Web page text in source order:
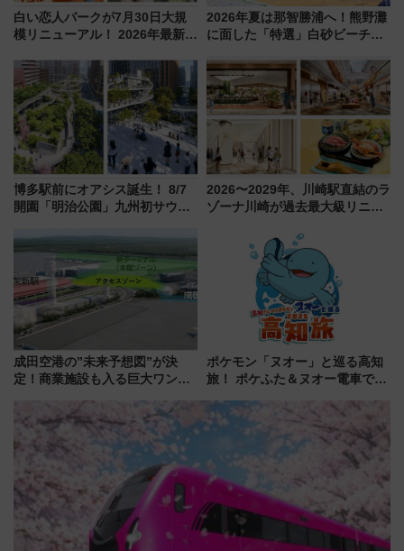
白い恋人パークが7月30日大規
模リニューアル！ 2026年最新の
と料金・アクセスを徹底解説
（札幌市）
2026年夏は那智勝浦へ！熊野灘
に面した「特選」白砂ビーチは
会」は8月11日開催！
博多駅前にオアシス誕生！ 8/7
開園「明治公園」九州初サウナ
品グルメ登場で駅前の過ごし方
はどう変わる？
2026〜2029年、川崎駅直結のラ
ゾーナ川崎が過去最大級リニュ
「いつから何が変わるか」徹底
成田空港の”未来予想図”が決
定！商業施設も入る巨大ワンタ
で新型特急が品川･羽田とを結
ぶ！ JR空港駅は2面3線化！
ポケモン「ヌオー」と巡る高知
旅！ ポケふた＆ヌオー電車で楽
路の絶景と絶品グルメを満喫！
（7月18日スタート）